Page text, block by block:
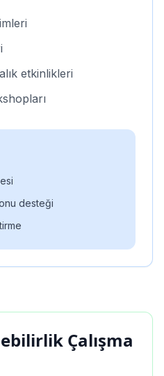
etkinlikleri
desteği
Çalışma